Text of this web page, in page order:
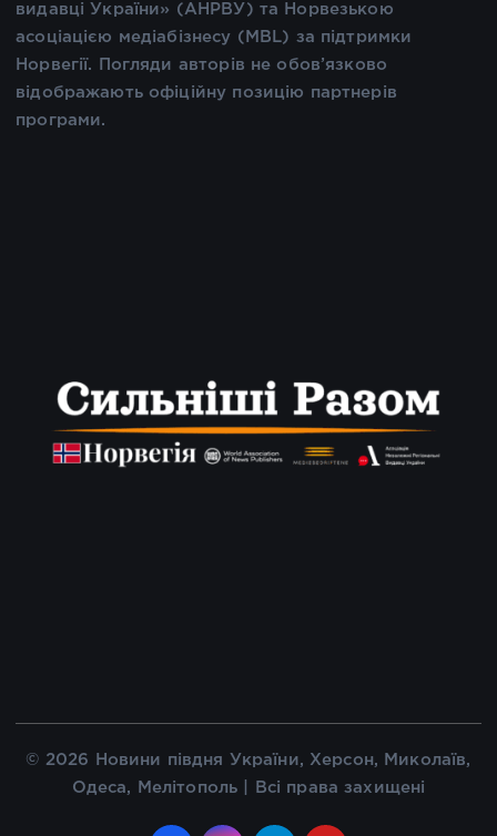
видавці України» (АНРВУ) та Норвезькою
асоціацією медіабізнесу (MBL) за підтримки
Норвегії. Погляди авторів не обов’язково
відображають офіційну позицію партнерів
програми.
© 2026 Новини півдня України, Херсон, Миколаїв,
Одеса, Мелітополь | Всі права захищені